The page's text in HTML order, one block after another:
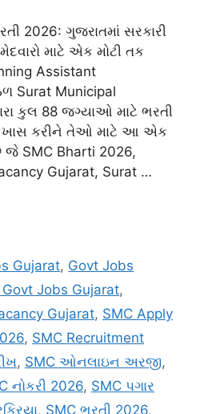
2026: ગુજરાતમાં સરકારી
માટે એક મોટી તક
Assistant
Surat Municipal
કુલ 88 જગ્યાઓ માટે ભરતી
ખાસ કરીને તેઓ માટે આ એક
SMC Bharti 2026,
Gujarat, Surat …
Gujarat, Govt Jobs
Jobs Gujarat,
Gujarat, SMC Apply
, SMC Recruitment
, SMC ઓનલાઇન અરજી,
નોકરી 2026, SMC પગાર
, SMC ભરતી 2026,